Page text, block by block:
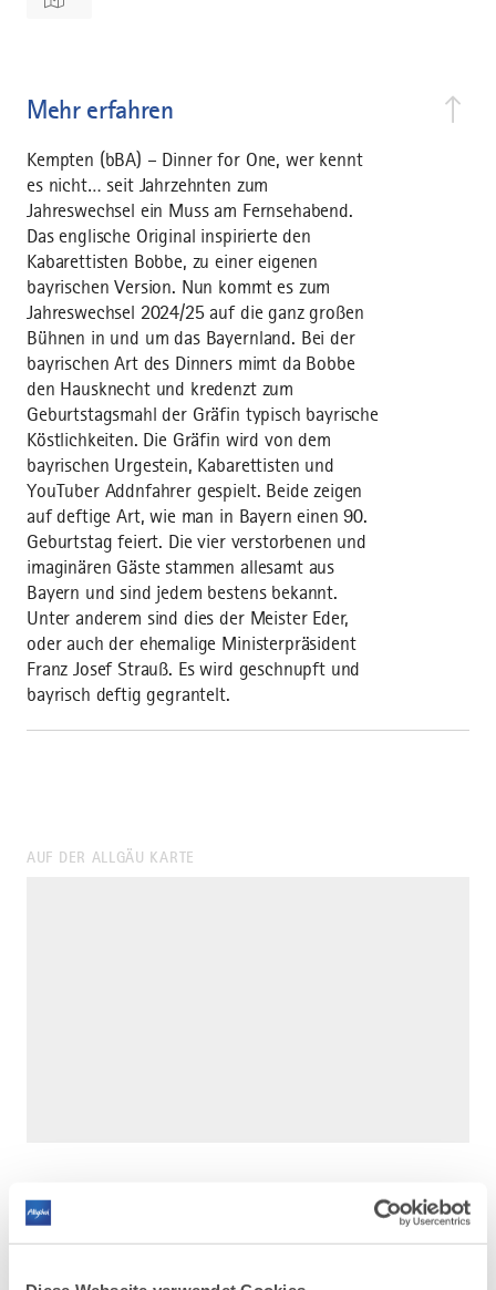
Mehr erfahren
Kempten (bBA) – Dinner for One, wer kennt
es nicht… seit Jahrzehnten zum
Jahreswechsel ein Muss am Fernsehabend.
Das englische Original inspirierte den
Kabarettisten Bobbe, zu einer eigenen
bayrischen Version. Nun kommt es zum
Jahreswechsel 2024/25 auf die ganz großen
Bühnen in und um das Bayernland. Bei der
bayrischen Art des Dinners mimt da Bobbe
den Hausknecht und kredenzt zum
Geburtstagsmahl der Gräfin typisch bayrische
Köstlichkeiten. Die Gräfin wird von dem
bayrischen Urgestein, Kabarettisten und
YouTuber Addnfahrer gespielt. Beide zeigen
auf deftige Art, wie man in Bayern einen 90.
Geburtstag feiert. Die vier verstorbenen und
imaginären Gäste stammen allesamt aus
Bayern und sind jedem bestens bekannt.
Unter anderem sind dies der Meister Eder,
oder auch der ehemalige Ministerpräsident
Franz Josef Strauß. Es wird geschnupft und
bayrisch deftig gegrantelt.
AUF DER ALLGÄU KARTE